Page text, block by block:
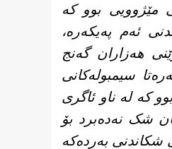
مێژوویی بوو کە
ئەم پەیکەرە،
هەزاران گەنج
سیمبولەکانی
کە لە ناو ئاگری
شک نەدەبرد بۆ
شکاندنی بەردەکە